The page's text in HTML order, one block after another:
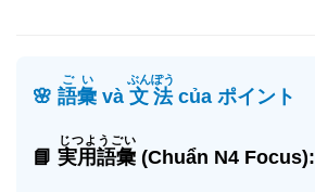
🌸 語彙
ごい
và 文法
ぶんぽう
của ポイント
📘 実用語彙
じつようごい
(Chuẩn N4 Focus):